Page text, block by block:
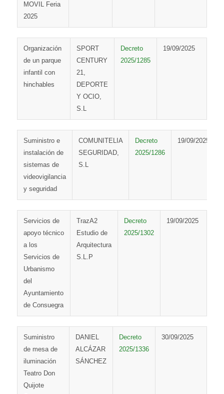
MOVIL Feria
2025
Organización
de un parque
infantil con
hinchables
SPORT
CENTURY
21,
DEPORTE
Y OCIO,
S.L
Decreto
2025/1285
19/09/2025
Suministro e
instalación de
sistemas de
videovigilancia
y seguridad
COMUNITELIA
SEGURIDAD,
S.L
Decreto
2025/1286
19/09/2025
Servicios de
apoyo técnico
a los
Servicios de
Urbanismo
del
Ayuntamiento
de Consuegra
TrazA2
Estudio de
Arquitectura
S.L.P
Decreto
2025/1302
19/09/2025
Suministro
de mesa de
iluminación
Teatro Don
Quijote
DANIEL
ALCÁZAR
SÁNCHEZ
Decreto
2025/1336
30/09/2025